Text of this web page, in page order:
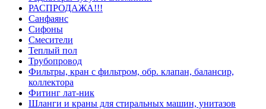
РАСПРОДАЖА!!!
Санфаянс
Сифоны
Смесители
Теплый пол
Трубопровод
Фильтры, кран с фильтром, обр. клапан, балансир,
коллектора
Фитинг лат-ник
Шланги и краны для стиральных машин, унитазов